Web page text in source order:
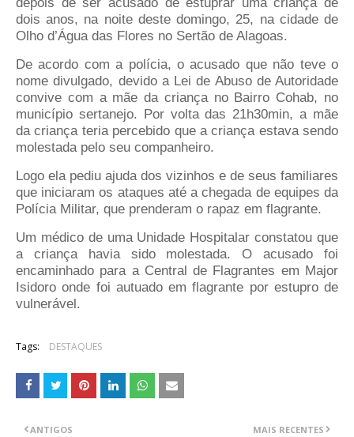
dois anos, na noite deste domingo, 25, na cidade de
Olho d’Água das Flores no Sertão de Alagoas.
De acordo com a polícia, o acusado que não teve o
nome divulgado, devido a Lei de Abuso de Autoridade
convive com a mãe da criança no Bairro Cohab, no
município sertanejo. Por volta das 21h30min, a mãe
da criança teria percebido que a criança estava sendo
molestada pelo seu companheiro.
Logo ela pediu ajuda dos vizinhos e de seus familiares
que iniciaram os ataques até a chegada de equipes da
Polícia Militar, que prenderam o rapaz em flagrante.
Um médico de uma Unidade Hospitalar constatou que
a criança havia sido molestada. O acusado foi
encaminhado para a Central de Flagrantes em Major
Isidoro onde foi autuado em flagrante por estupro de
vulnerável.
Tags: DESTAQUES
MAIS RECENTES
ANTIGOS